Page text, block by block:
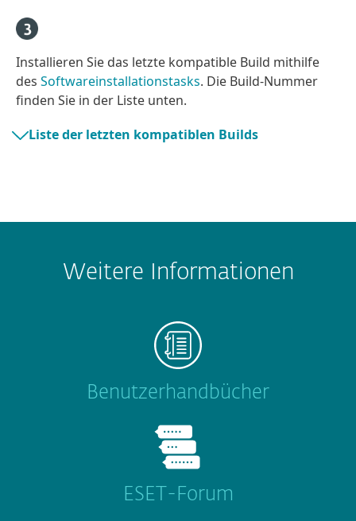
Installieren Sie das letzte kompatible Build mithilfe
des Softwareinstallationstasks. Die Build-Nummer
finden Sie in der Liste unten.
Liste der letzten kompatiblen Builds
Weitere Informationen
Benutzerhandbücher
ESET-Forum